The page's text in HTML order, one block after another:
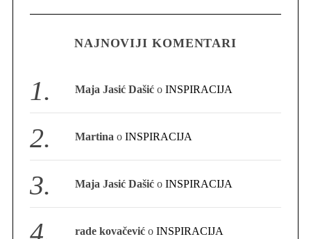
NAJNOVIJI KOMENTARI
Maja Jasić Dašić oINSPIRACIJA
Martina oINSPIRACIJA
Maja Jasić Dašić oINSPIRACIJA
rade kovačević oINSPIRACIJA
r
f
: